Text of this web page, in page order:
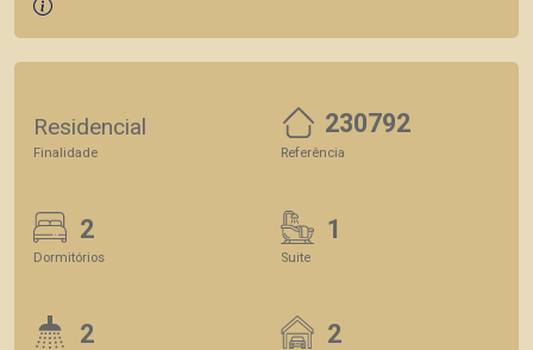
Residencial
Finalidade
230792
Referência
2
Dormitórios
1
Suite
2 2